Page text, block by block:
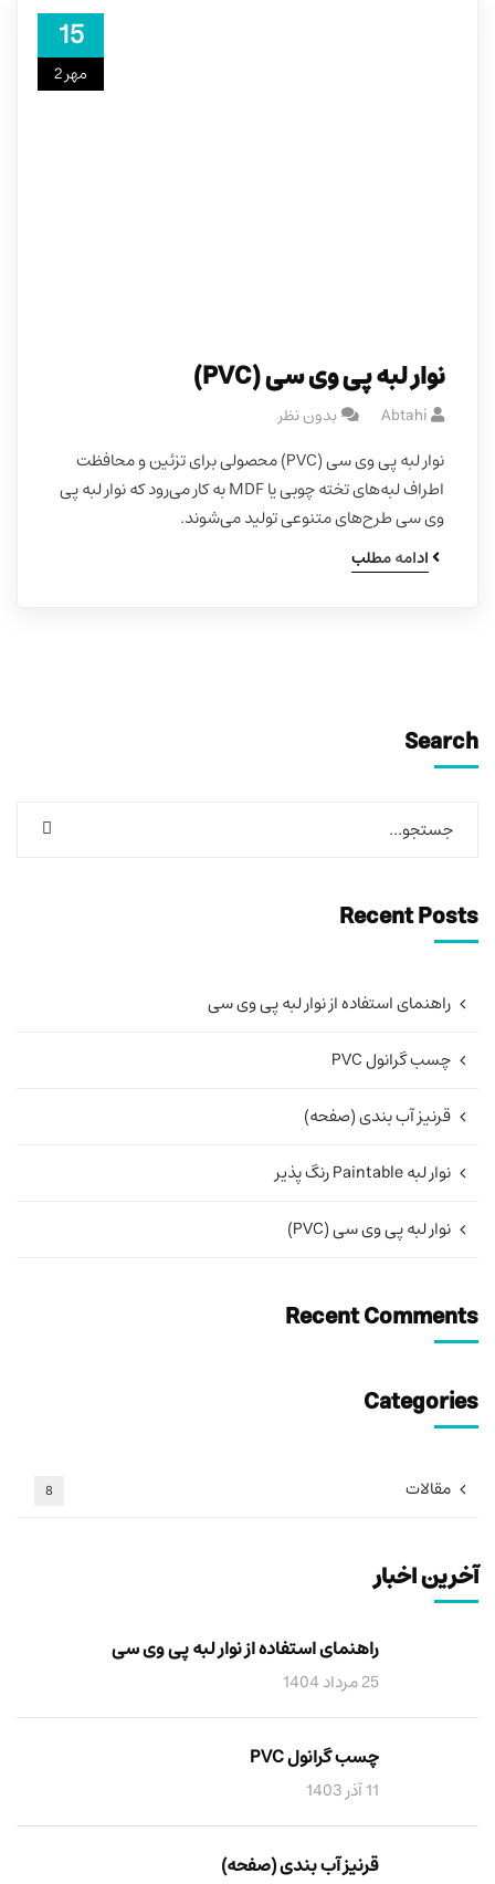
15
مهر 2
نوار لبه پی وی سی (PVC)
Abtahi بدون نظر
نوار لبه پی وی سی (PVC) محصولی برای تزئین و محافظت
اطراف لبه‌های تخته چوبی یا MDF به کار می‌رود که نوار لبه پی
وی سی طرح‌های متنوعی تولید می‌شوند.
ادامه مطلب
Search
Recent Posts
راهنمای استفاده از نوار لبه پی وی سی
چسب گرانول PVC
قرنیز آب بندی (صفحه)
نوار لبه Paintable رنگ پذیر
نوار لبه پی وی سی (PVC)
Recent Comments
Categories
مقالات 8
آخرین اخبار
راهنمای استفاده از نوار لبه پی وی سی
25 مرداد 1404
چسب گرانول PVC
11 آذر 1403
قرنیز آب بندی (صفحه)